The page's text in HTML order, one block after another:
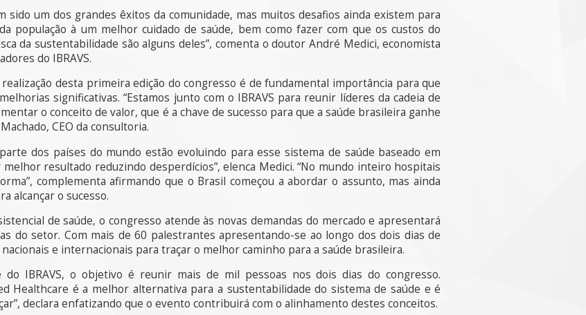
sido um dos grandes êxitos da comunidade, mas muitos desafios ainda existem para
população à um melhor cuidado de saúde, bem como fazer com que os custos do
da sustentabilidade são alguns deles”, comenta o doutor André Medici, economista
do IBRAVS.
realização desta primeira edição do congresso é de fundamental importância para que
significativas. “Estamos junto com o IBRAVS para reunir líderes da cadeia de
o conceito de valor, que é a chave de sucesso para que a saúde brasileira ganhe
CEO da consultoria.
dos países do mundo estão evoluindo para esse sistema de saúde baseado em
resultado reduzindo desperdícios”, elenca Medici. “No mundo inteiro hospitais
complementa afirmando que o Brasil começou a abordar o assunto, mas ainda
alcançar o sucesso.
de saúde, o congresso atende às novas demandas do mercado e apresentará
do setor. Com mais de 60 palestrantes apresentando-se ao longo dos dois dias de
e internacionais para traçar o melhor caminho para a saúde brasileira.
do IBRAVS, o objetivo é reunir mais de mil pessoas nos dois dias do congresso.
Healthcare é a melhor alternativa para a sustentabilidade do sistema de saúde e é
declara enfatizando que o evento contribuirá com o alinhamento destes conceitos.